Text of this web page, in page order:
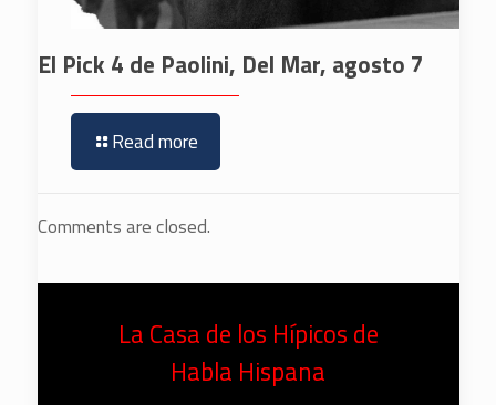
El Pick 4 de Paolini, Del Mar, agosto 7
Read more
Comments are closed.
La Casa de los Hípicos de
Habla Hispana